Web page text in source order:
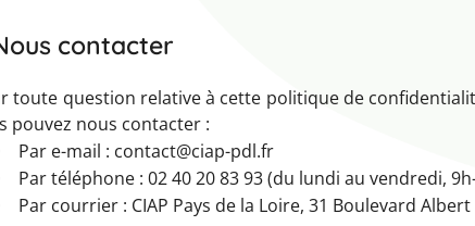
contacter
toute question relative à cette politique de
pouvez nous contacter :
Par e-mail : contact@ciap-pdl.fr
Par téléphone : 02 40 20 83 93 (du lundi au vendredi,
Par courrier : CIAP Pays de la Loire, 31 Boulevard